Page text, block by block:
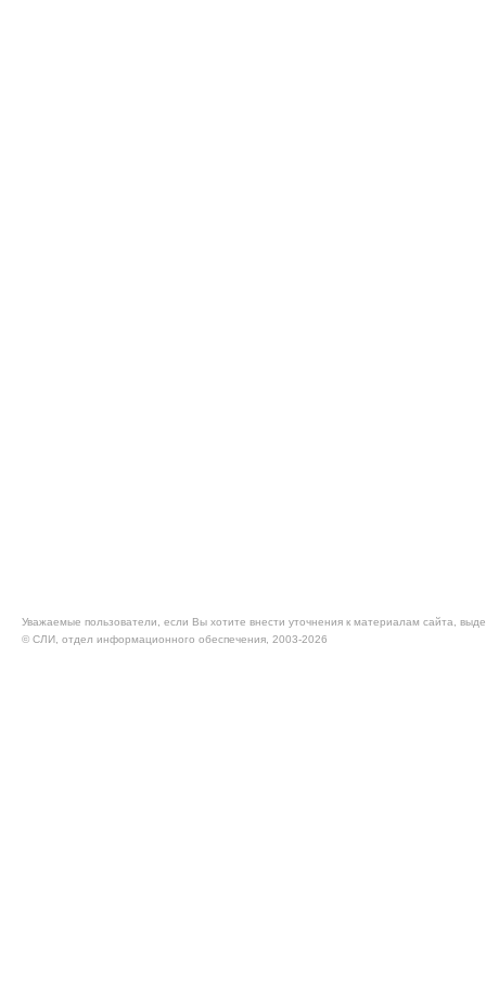
Уважаемые пользователи, если Вы хотите внести уточнения к материалам сайта,
© CЛИ, отдел информационного обеспечения, 2003-2026